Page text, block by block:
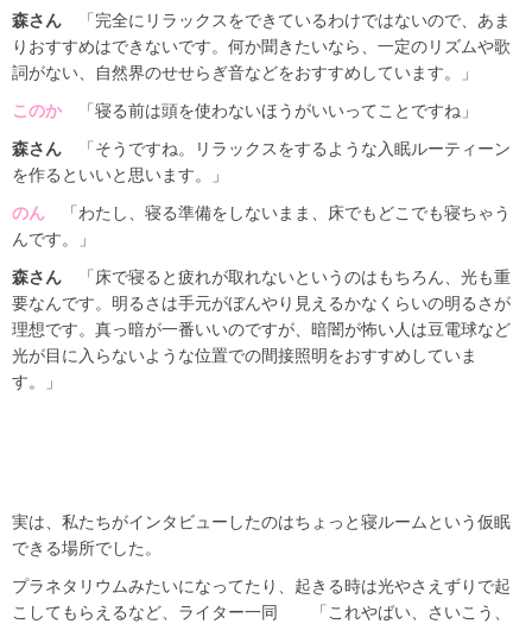
森さん 「完全にリラックスをできているわけではないので、あま
りおすすめはできないです。何か聞きたいなら、一定のリズムや歌
詞がない、自然界のせせらぎ音などをおすすめしています。」
このか 「寝る前は頭を使わないほうがいいってことですね」
森さん 「そうですね。リラックスをするような入眠ルーティーン
を作るといいと思います。」
のん 「わたし、寝る準備をしないまま、床でもどこでも寝ちゃう
んです。」
森さん 「床で寝ると疲れが取れないというのはもちろん、光も重
要なんです。明るさは手元がぼんやり見えるかなくらいの明るさが
理想です。真っ暗が一番いいのですが、暗闇が怖い人は豆電球など
光が目に入らないような位置での間接照明をおすすめしていま
す。」
実は、私たちがインタビューしたのはちょっと寝ルームという仮眠
できる場所でした。
プラネタリウムみたいになってたり、起きる時は光やさえずりで起
こしてもらえるなど、ライター一同 「これやばい、さいこう、